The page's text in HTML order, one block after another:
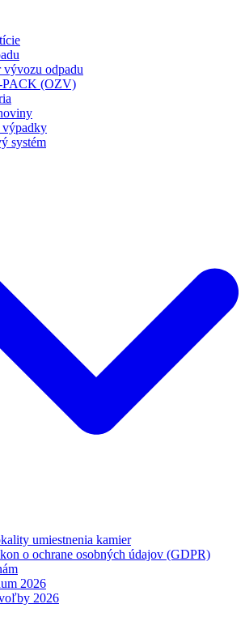
vývozu odpadu
(OZV)
výpadky
systém
umiestnenia kamier
o ochrane osobných údajov (GDPR)
2026
2026